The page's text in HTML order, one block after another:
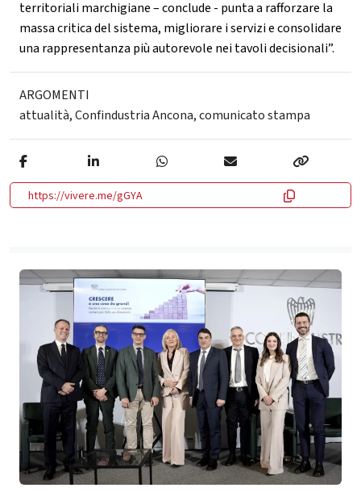
territoriali marchigiane – conclude - punta a rafforzare la
massa critica del sistema, migliorare i servizi e consolidare
una rappresentanza più autorevole nei tavoli decisionali”.
ARGOMENTI
attualità,Confindustria Ancona,comunicato stampa
https://vivere.me/gGYA